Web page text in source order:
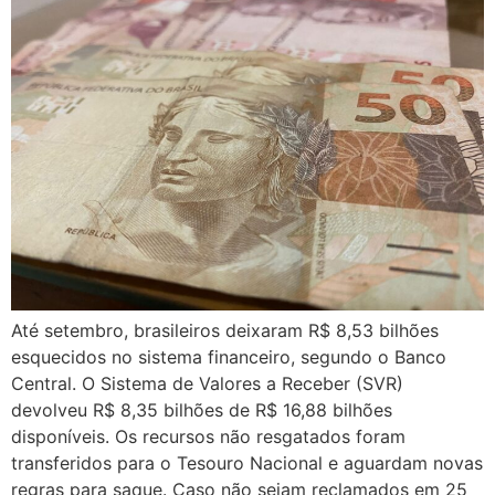
Até setembro, brasileiros deixaram R$ 8,53 bilhões
esquecidos no sistema financeiro, segundo o Banco
Central. O Sistema de Valores a Receber (SVR)
devolveu R$ 8,35 bilhões de R$ 16,88 bilhões
disponíveis. Os recursos não resgatados foram
transferidos para o Tesouro Nacional e aguardam novas
regras para saque. Caso não sejam reclamados em 25